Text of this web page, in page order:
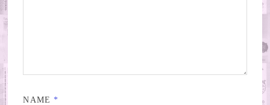
NAME *